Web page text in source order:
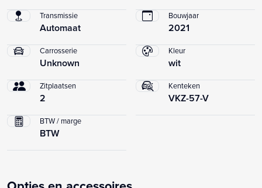
Transmissie
Automaat
Bouwjaar
2021
Carrosserie
Unknown
Kleur
wit
Zitplaatsen
2
Kenteken
VKZ-57-V
BTW / marge
BTW